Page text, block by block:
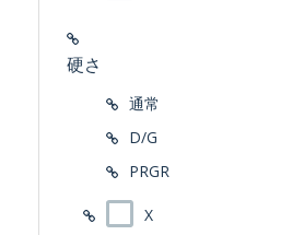
硬さ
通常
D/G
PRGR
X